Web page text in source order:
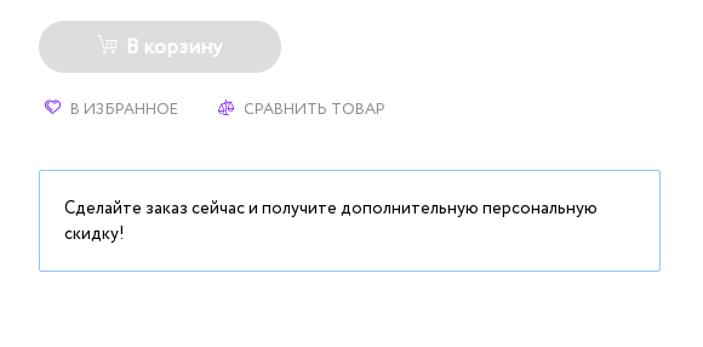
В корзину
В ИЗБРАННОЕ СРАВНИТЬ ТОВАР
Сделайте заказ сейчас и получите дополнительную персональную
скидку!